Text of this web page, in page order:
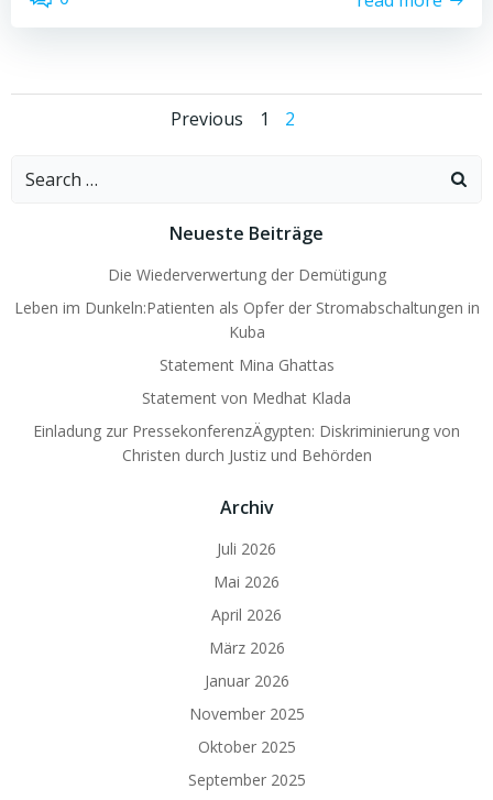
Posts
Previous
Posts
navigation
Page
1 Page
2
Search
Neueste Beiträge
Die Wiederverwertung der Demütigung
Leben im Dunkeln:Patienten als Opfer der Stromabschaltungen in
Kuba
Statement Mina Ghattas
Statement von Medhat Klada
Einladung zur PressekonferenzÄgypten: Diskriminierung von
Christen durch Justiz und Behörden
Archiv
Juli 2026
Mai 2026
April 2026
März 2026
Januar 2026
November 2025
Oktober 2025
September 2025